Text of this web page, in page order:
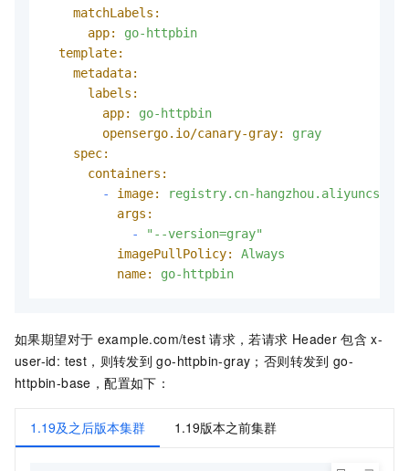
matchLabels:
app:
go-httpbin
template:
metadata:
labels:
app:
go-httpbin
opensergo.io/canary-gray:
gray
spec:
containers:
-
image:
registry.cn-
args:
-
"--version=gray"
imagePullPolicy:
Always
name:
go-httpbin
如果期望对于 example.com/test 请求，若请求 Header 包含 x-
user-id: test，则转发到 go-httpbin-gray；否则转发到 go-
httpbin-base，配置如下：
1.19及之后版本集群 1.19版本之前集群